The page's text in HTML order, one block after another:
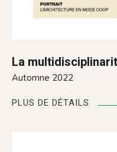
La
Automne 2022
PLUS DE DÉTAILS